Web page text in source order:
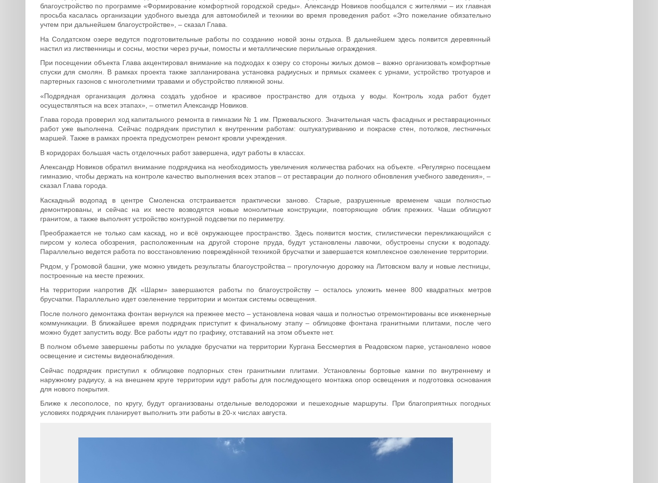
благоустройство по программе «Формирование комфортной городской среды». Александр Новиков пообщался с жителями – их главная
просьба касалась организации удобного выезда для автомобилей и техники во время проведения работ. «Это пожелание обязательно
учтем при дальнейшем благоустройстве», – сказал Глава.
На Солдатском озере ведутся подготовительные работы по созданию новой зоны отдыха. В дальнейшем здесь появится деревянный
настил из лиственницы и сосны, мостки через ручьи, помосты и металлические перильные ограждения.
При посещении объекта Глава акцентировал внимание на подходах к озеру со стороны жилых домов – важно организовать комфортные
спуски для смолян. В рамках проекта также запланирована установка радиусных и прямых скамеек с урнами, устройство тротуаров и
партерных газонов с многолетними травами и обустройство пляжной зоны.
«Подрядная организация должна создать удобное и красивое пространство для отдыха у воды. Контроль хода работ будет
осуществляться на всех этапах», – отметил Александр Новиков.
Глава города проверил ход капитального ремонта в гимназии № 1 им. Пржевальского. Значительная часть фасадных и реставрационных
работ уже выполнена. Сейчас подрядчик приступил к внутренним работам: оштукатуриванию и покраске стен, потолков, лестничных
маршей. Также в рамках проекта предусмотрен ремонт кровли учреждения.
В коридорах большая часть отделочных работ завершена, идут работы в классах.
Александр Новиков обратил внимание подрядчика на необходимость увеличения количества рабочих на объекте. «Регулярно посещаем
гимназию, чтобы держать на контроле качество выполнения всех этапов – от реставрации до полного обновления учебного заведения», –
сказал Глава города.
Каскадный водопад в центре Смоленска отстраивается практически заново. Старые, разрушенные временем чаши полностью
демонтированы, и сейчас на их месте возводятся новые монолитные конструкции, повторяющие облик прежних. Чаши облицуют
гранитом, а также выполнят устройство контурной подсветки по периметру.
Преображается не только сам каскад, но и всё окружающее пространство. Здесь появится мостик, стилистически перекликающийся с
пирсом у колеса обозрения, расположенным на другой стороне пруда, будут установлены лавочки, обустроены спуски к водопаду.
Параллельно ведется работа по восстановлению повреждённой техникой брусчатки и завершается комплексное озеленение территории.
Рядом, у Громовой башни, уже можно увидеть результаты благоустройства – прогулочную дорожку на Литовском валу и новые лестницы,
построенные на месте прежних.
На территории напротив ДК «Шарм» завершаются работы по благоустройству – осталось уложить менее 800 квадратных метров
брусчатки. Параллельно идет озеленение территории и монтаж системы освещения.
После полного демонтажа фонтан вернулся на прежнее место – установлена новая чаша и полностью отремонтированы все инженерные
коммуникации. В ближайшее время подрядчик приступит к финальному этапу – облицовке фонтана гранитными плитами, после чего
можно будет запустить воду. Все работы идут по графику, отставаний на этом объекте нет.
В полном объеме завершены работы по укладке брусчатки на территории Кургана Бессмертия в Реадовском парке, установлено новое
освещение и системы видеонаблюдения.
Сейчас подрядчик приступил к облицовке подпорных стен гранитными плитами. Установлены бортовые камни по внутреннему и
наружному радиусу, а на внешнем круге территории идут работы для последующего монтажа опор освещения и подготовка основания
для нового покрытия.
Ближе к лесополосе, по кругу, будут организованы отдельные велодорожки и пешеходные маршруты. При благоприятных погодных
условиях подрядчик планирует выполнить эти работы в 20-х числах августа.